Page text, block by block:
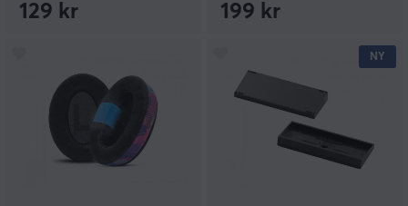
129 kr 199 kr
NY